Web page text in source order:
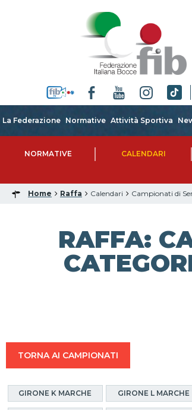
La Federazione Normative Attività Sportiva
NORMATIVE CALENDARI
Home Raffa Calendari Campionati di
RAFFA:
TORNA AI CAMPIONATI
GIRONE K MARCHE GIRONE L MARCHE